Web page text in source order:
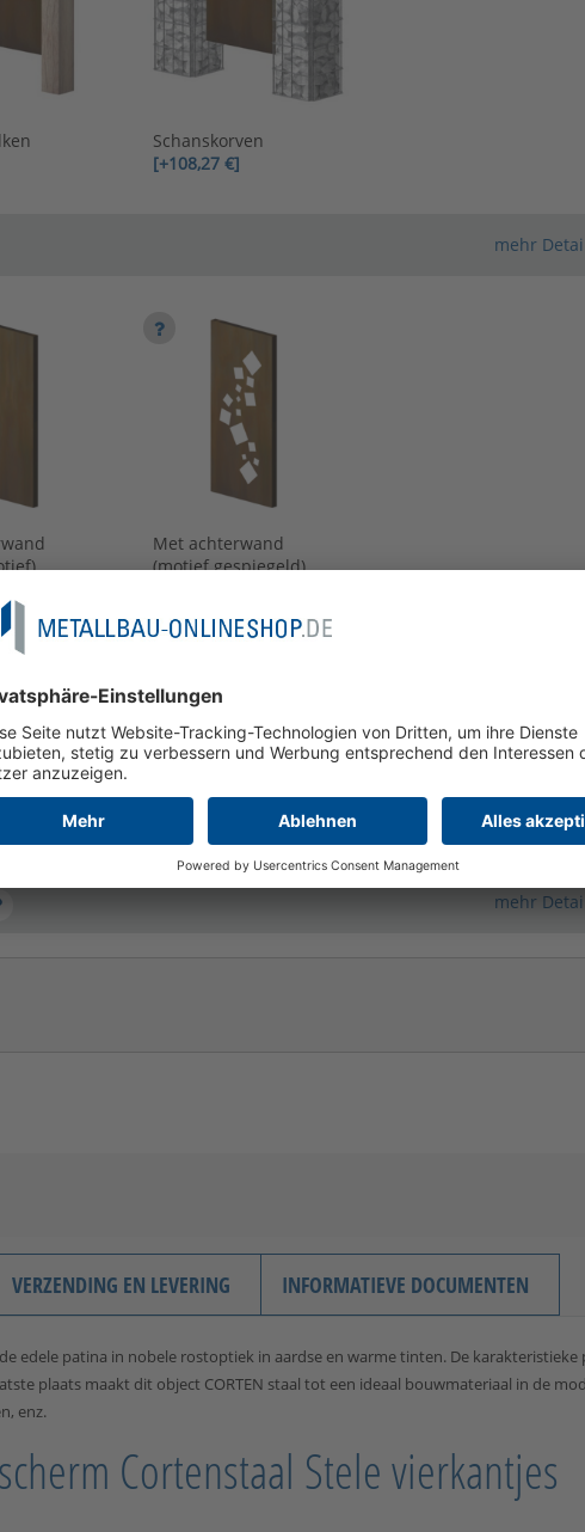
Schanskorven
[+108,27 €]
mehr
Met achterwand
(motief gespiegeld)
bereik: 1400 - 2880
bereik: 450 - 1200
mehr
VERZENDING EN LEVERING INFORMATIEVE DOCUMENTEN
edele patina in nobele rostoptiek in aardse en warme tinten. De
plaats maakt dit object CORTEN staal tot een ideaal bouwmateriaal in de
enz.
Cortenstaal Stele vierkantjes